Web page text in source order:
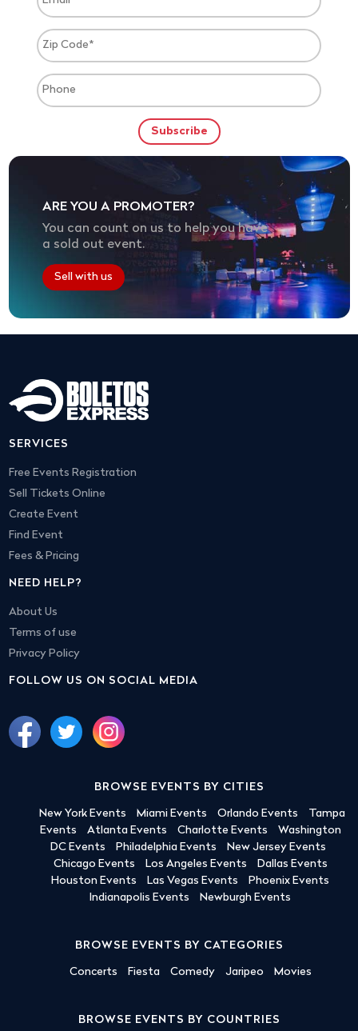
ARE YOU A PROMOTER?
You can count on us to help you have
a sold out event.
Sell with us
SERVICES
Free Events Registration
Sell Tickets Online
Create Event
Find Event
Fees & Pricing
NEED HELP?
About Us
Terms of use
Privacy Policy
FOLLOW US ON SOCIAL MEDIA
BROWSE EVENTS BY CITIES
New York Events Miami Events Orlando Events
Tampa
Events
Atlanta Events Charlotte Events
Washington
DC Events
Philadelphia Events
New Jersey Events
Chicago Events
Los Angeles Events
Dallas Events
Houston Events
Las Vegas Events
Phoenix Events
Indianapolis Events
Newburgh Events
BROWSE EVENTS BY CATEGORIES
Concerts Fiesta Comedy Jaripeo Movies
BROWSE EVENTS BY COUNTRIES